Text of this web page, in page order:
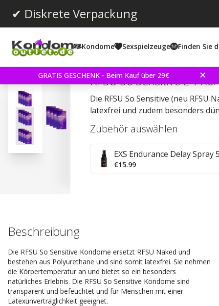
✔ Diskrete Verpackung
Kondome Sexspielzeuge Finden Sie
GRATIS GESCHENK - Beim Kauf über 29€
Durchschnittliche
abgegebene bewertungen:
RFSU So Sensitive 24
Die RFSU So Sensitive (neu RFSU
latexfrei und zudem besonders
Zubehör auswählen
EXS Endurance Delay Spray
€15.99
Beschreibung
Die RFSU So Sensitive Kondome ersetzt RFSU Naked und
bestehen aus Polyurethane und sind somit latexfrei. Sie nehmen
die Körpertemperatur an und bietet so ein besonders
natürliches Erlebnis. Die RFSU So Sensitive Kondome sind
transparent und befeuchtet und für Menschen mit einer
Latexunverträglichkeit geeignet.